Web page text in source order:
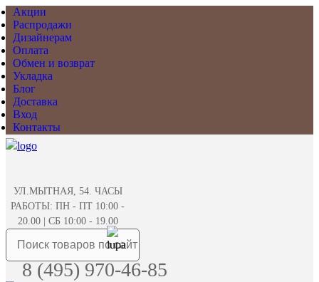
Акции
Распродажи
Дизайнерам
Оплата
Обмен и возврат
Укладка
Блог
Доставка
Вход
Контакты
УЛ.МЫТНАЯ, 54. ЧАСЫ
РАБОТЫ: ПН - ПТ 10:00 -
20.00 | СБ 10:00 - 19.00
8 (495) 970-46-85